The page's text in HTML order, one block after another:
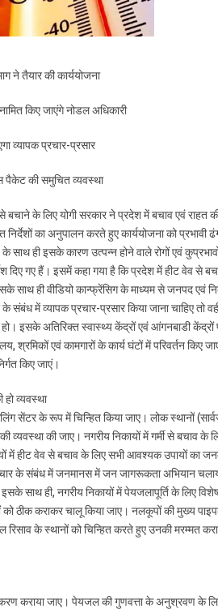
ने तैयार की कार्ययोजना
किए जाएंगे नोडल अधिकारी
व्यापक प्रचार-प्रसार
पैकेट की समुचित व्यवस्था
के लिए योगी सरकार ने प्रदेश में बचाव एवं राहत की
का अनुपालन करते हुए कार्ययोजना को प्रभावी
साथ ही इसके कारण उत्पन्न होने वाले रोगों एवं
दिए गए हैं। इसमें कहा गया है कि प्रदेश में हीट वेव से
साथ ही वीडियो कान्फ्रेंसिग के माध्यम से जनपद एवं
में व्यापक प्रचार-प्रसार किया जाना चाहिए तो
इसके अतिरिक्त स्वास्थ्य केंद्रों एवं आंगनबाडी
श्रमिकों एवं कामगारों के कार्य घंटों में परिवर्तन किए
किए जाएं।
व्यवस्था
सेंटर के रूप में चिन्हित किया जाए। लोक स्थानों
की जाए। नगरीय निकायों में गर्मी से बचाव के
में हीट वेव से बचाव के लिए सभी आवश्यक उपायों का
के संबंध में जनमानस में जन जागरूकता अभियान
इसके साथ ही, नगरीय निकायों में पेयजलापूर्ति के लिए
कराकर चालू किया जाए। नलकूपों की मुख्य
के स्थानों को चिन्हित करते हुए उनकी मरम्मत
कराया जाए। पेयजल की गुणवत्ता के अनुश्रवण के